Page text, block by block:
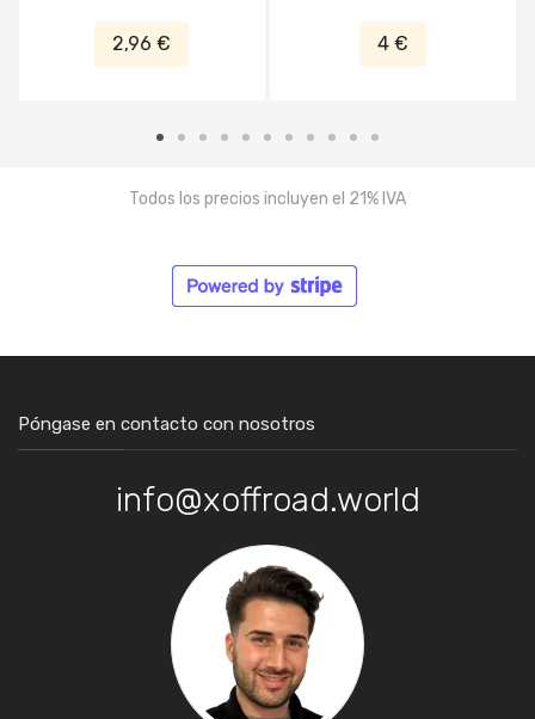
2,96 € 4 €
Todos los precios incluyen el 21% IVA
Póngase en contacto con nosotros
info@xoffroad.world